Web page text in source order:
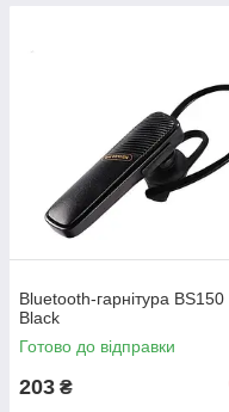
Bluetooth-гарнітура BS150
Black
Готово до відправки
203 ₴